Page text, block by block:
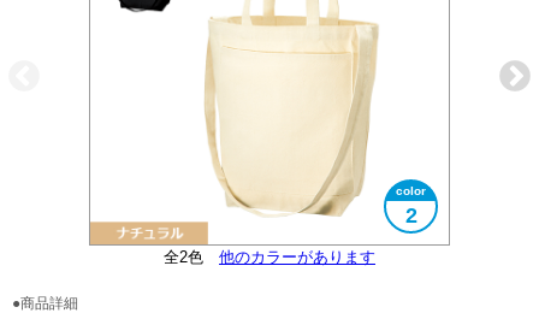
全2色 他のカラーがあります
2
大きさイメージ
大型うちわも入る外ポケット付き
使用イメージ
●商品詳細